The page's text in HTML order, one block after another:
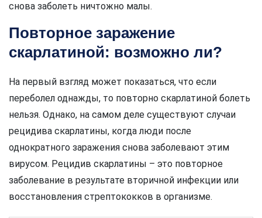
снова заболеть ничтожно малы.
Повторное заражение
скарлатиной: возможно ли?
На первый взгляд может показаться, что если
переболел однажды, то повторно скарлатиной болеть
нельзя. Однако, на самом деле существуют случаи
рецидива скарлатины, когда люди после
однократного заражения снова заболевают этим
вирусом. Рецидив скарлатины – это повторное
заболевание в результате вторичной инфекции или
восстановления стрептококков в организме.